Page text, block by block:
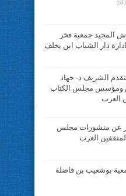
المجيد جمعية فخر
دار الشباب ابن يخلف
الشريف د- جهاد
ومؤسس مجلس الكتاب
العرب
عن منشورات مجلس
العرب
بوشعيب بن فاضلة